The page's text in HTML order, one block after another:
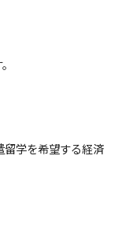
留学を希望する経済